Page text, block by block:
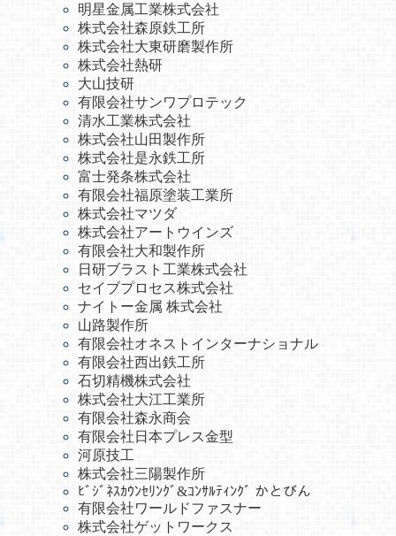
明星金属工業株式会社
株式会社森原鉄工所
株式会社大東研磨製作所
株式会社熱研
大山技研
有限会社サンワプロテック
清水工業株式会社
株式会社山田製作所
株式会社是永鉄工所
富士発条株式会社
有限会社福原塗装工業所
株式会社マツダ
株式会社アートウインズ
有限会社大和製作所
日研ブラスト工業株式会社
セイブプロセス株式会社
ナイトー金属 株式会社
山路製作所
有限会社オネストインターナショナル
有限会社西出鉄工所
石切精機株式会社
株式会社大江工業所
有限会社森永商会
有限会社日本プレス金型
河原技工
株式会社三陽製作所
ﾋﾞｼﾞﾈｽｶｳﾝｾﾘﾝｸﾞ&ｺﾝｻﾙﾃｨﾝｸﾞ かとびん
有限会社ワールドファスナー
株式会社ゲットワークス